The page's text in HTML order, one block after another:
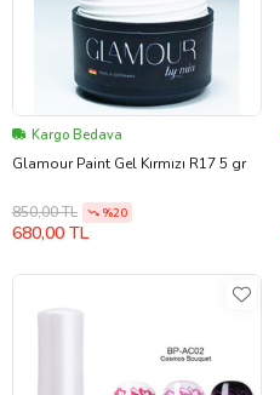
Kargo Bedava
Glamour Paint Gel Kırmızı R17 5 gr
850,00 TL %20
680,00 TL